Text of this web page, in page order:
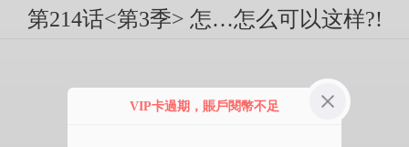
第214话<第3季> 怎…怎么可以这样?!
VIP卡過期，賬戶閱幣不足